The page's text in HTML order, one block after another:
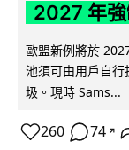
2027 年
歐盟新例將於
池須可由用戶自
圾。現時 Sams...
260 74 ↗